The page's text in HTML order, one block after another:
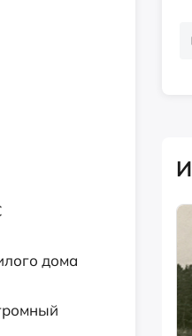
дома